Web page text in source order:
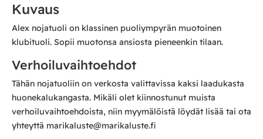
Kuvaus
Alex nojatuoli on klassinen puoliympyrän muotoinen
klubituoli. Sopii muotonsa ansiosta pieneenkin tilaan.
Verhoiluvaihtoehdot
Tähän nojatuoliin on verkosta valittavissa kaksi laadukasta
huonekalukangasta. Mikäli olet kiinnostunut muista
verhoiluvaihtoehdoista, niin myymälöistä löydät lisää tai ota
yhteyttä marikaluste@marikaluste.fi